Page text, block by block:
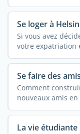
Se loger à
Si vous avez
votre expatriation
Se faire des
Comment
nouveaux amis
La vie étudiante